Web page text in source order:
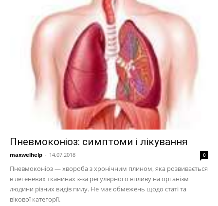
Пневмоконіоз: симптоми і лікування
maxwelhelp - 14.07.2018 0
Пневмоконіоз — хвороба з хронічним плином, яка розвивається
в легеневих тканинах з-за регулярного впливу на організм
людини різних видів пилу. Не має обмежень щодо статі та
вікової категорії.